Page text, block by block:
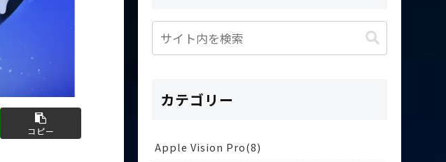
コピー
カテゴリー
Apple Vision Pro 8